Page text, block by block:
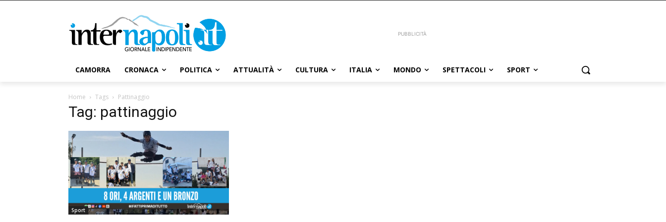
PUBBLICITÀ
CAMORRA CRONACA POLITICA ATTUALITÀ CULTURA ITALIA MONDO SPETTACOLI SPORT
Home Tags Pattinaggio
Tag: pattinaggio
Sport